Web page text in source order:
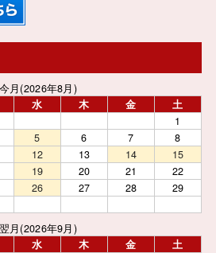
今月(2026年8月)
水 木 金
土
1
5 6 7
8
12 13 14
15
19 20 21
22
26 27 28
29
翌月(2026年9月)
水 木 金
土